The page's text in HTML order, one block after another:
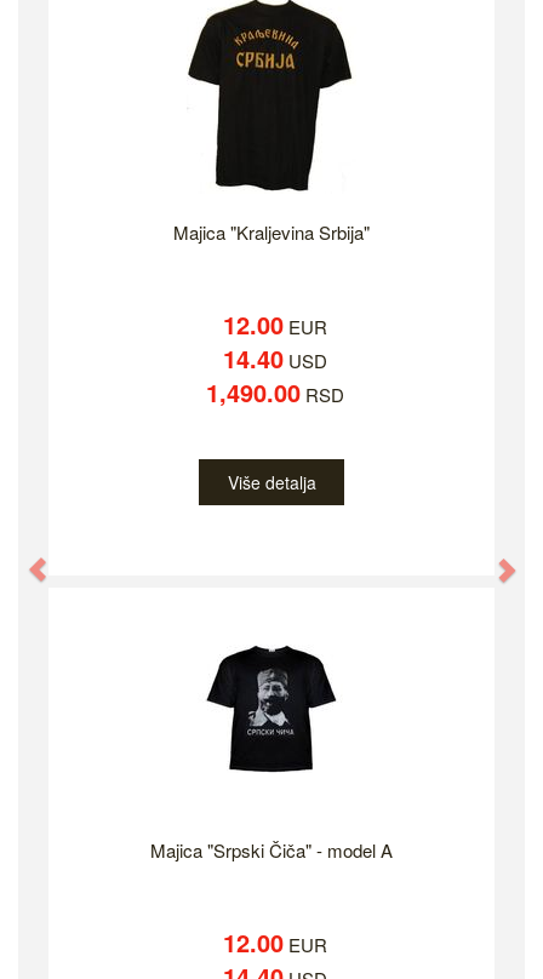
Majica "Kraljevina Srbija"
12.00EUR
14.40USD
1,490.00RSD
Više detalja
Majica "Srpski Čiča" - model A
12.00EUR